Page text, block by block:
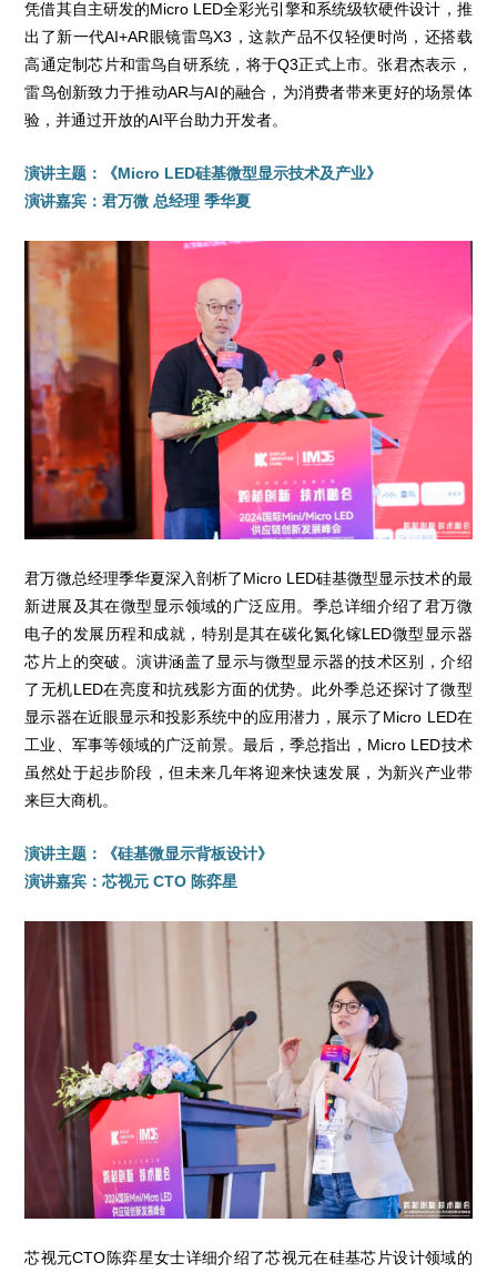
凭借其自主研发的Micro LED全彩光引擎和系统级软硬件设计，推
出了新一代AI+AR眼镜雷鸟X3，这款产品不仅轻便时尚，还搭载
高通定制芯片和雷鸟自研系统，将于Q3正式上市。张君杰表示，
雷鸟创新致力于推动AR与AI的融合，为消费者带来更好的场景体
验，并通过开放的AI平台助力开发者。
演讲主题：《Micro LED硅基微型显示技术及产业》
演讲嘉宾：君万微 总经理 季华夏
君万微总经理季华夏深入剖析了Micro LED硅基微型显示技术的最
新进展及其在微型显示领域的广泛应用。季总详细介绍了君万微
电子的发展历程和成就，特别是其在碳化氮化镓LED微型显示器
芯片上的突破。演讲涵盖了显示与微型显示器的技术区别，介绍
了无机LED在亮度和抗残影方面的优势。此外季总还探讨了微型
显示器在近眼显示和投影系统中的应用潜力，展示了Micro LED在
工业、军事等领域的广泛前景。最后，季总指出，Micro LED技术
虽然处于起步阶段，但未来几年将迎来快速发展，为新兴产业带
来巨大商机。
演讲主题：《硅基微显示背板设计》
演讲嘉宾：芯视元 CTO 陈弈星
芯视元CTO陈弈星女士详细介绍了芯视元在硅基芯片设计领域的